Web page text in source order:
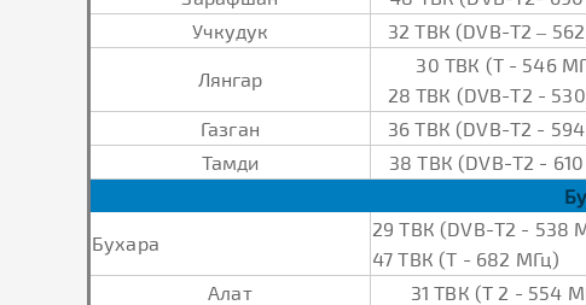
Учкудук
32 ТВК (DVB-Т2 –
Лянгар
30 ТВК (Т - 546
28 ТВК (DVB-Т2 -
Газган
36 ТВК (DVB-Т2 -
Тамди
38 ТВК (DVB-Т2 -
Бухара
29 ТВК (DVB-Т2 - 538
47 ТВК (Т - 682 МГц)
Алат 31 ТВК (Т 2 - 554